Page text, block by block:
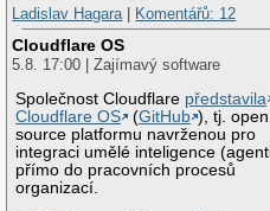
Ladislav Hagara| Komentářů: 12
Cloudflare OS
5.8. 17:00 | Zajímavý software
Společnost Cloudflare představila
Cloudflare OS
(GitHub ), tj. open
source platformu navrženou pro
integraci umělé inteligence
přímo do pracovních procesů
organizací.